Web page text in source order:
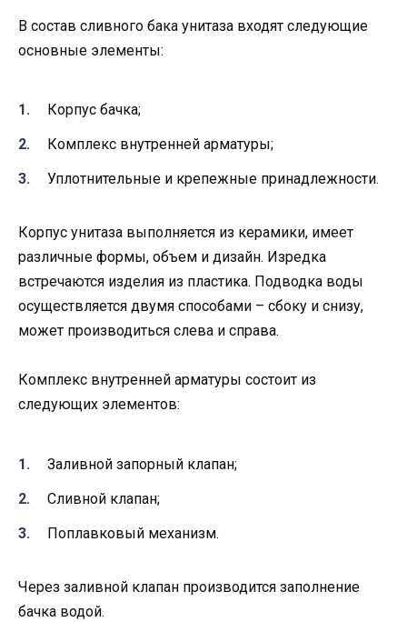
В состав сливного бака унитаза входят следующие
основные элементы:
Корпус бачка;
Комплекс внутренней арматуры;
Уплотнительные и крепежные принадлежности.
Корпус унитаза выполняется из керамики, имеет
различные формы, объем и дизайн. Изредка
встречаются изделия из пластика. Подводка воды
осуществляется двумя способами – сбоку и снизу,
может производиться слева и справа.
Комплекс внутренней арматуры состоит из
следующих элементов:
Заливной запорный клапан;
Сливной клапан;
Поплавковый механизм.
Через заливной клапан производится заполнение
бачка водой.